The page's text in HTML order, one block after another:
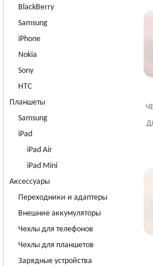
BlackBerry
Samsung
iPhone
Nokia
Sony
HTC
Планшеты
Samsung
iPad
iPad Air
iPad Mini
Аксессуары
Переходники и адаптеры
нешние аккумуляторы
Чехлы для телефоно
Чехлы для планшето
Зарядные устройства